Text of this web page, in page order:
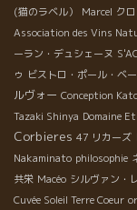
(猫のラベル）
Marcel ク
Association des Vins
ーラン・デュシェーヌ
ゥ ビストロ・ポール・ベ
ルヴォー Conception
Tazaki Shinya Domaine
Corbieres 47 リカーズ
Nakaminato philosophie
共栄 Macéo シルヴァン・
Cuvée Soleil Terre Coeur